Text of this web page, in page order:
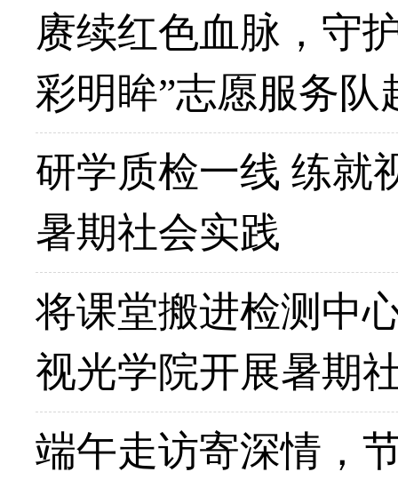
赓续红色血脉，守
彩明眸”志愿服务
研学质检一线 练
暑期社会实践
将课堂搬进检测中
视光学院开展暑期
端午走访寄深情，